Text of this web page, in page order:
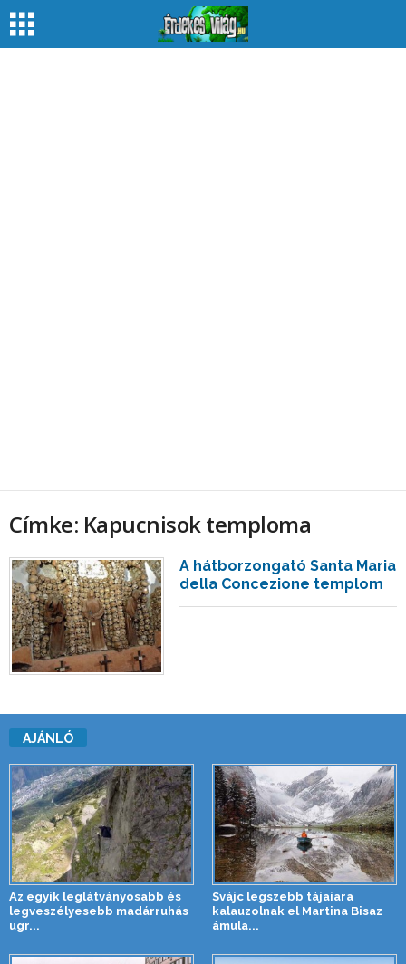
Címke: Kapucnisok temploma
A hátborzongató Santa Maria
della Concezione templom
AJÁNLÓ
Az egyik leglátványosabb és
legveszélyesebb madárruhás
ugr...
Svájc legszebb tájaiara
kalauzolnak el Martina Bisaz
ámula...